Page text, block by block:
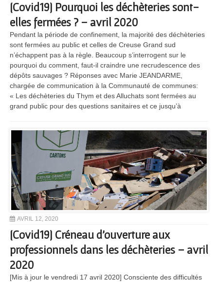
[Covid19] Pourquoi les déchèteries sont-
elles fermées ? – avril 2020
Pendant la période de confinement, la majorité des déchèteries
sont fermées au public et celles de Creuse Grand sud
n’échappent pas à la règle. Beaucoup s’interrogent sur le
pourquoi du comment, faut-il craindre une recrudescence des
dépôts sauvages ? Réponses avec Marie JEANDARME,
chargée de communication à la Communauté de communes:
« Les déchèteries du Thym et des Alluchats sont fermées au
grand public pour des questions sanitaires et ce jusqu’à
AVRIL 12, 2020
[Covid19] Créneau d’ouverture aux
professionnels dans les déchèteries – avril
2020
[Mis à jour le vendredi 17 avril 2020] Consciente des difficultés